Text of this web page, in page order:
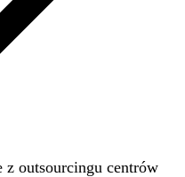
z outsourcingu centrów